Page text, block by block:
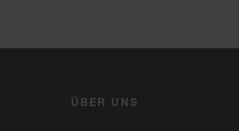
ÜBER UNS